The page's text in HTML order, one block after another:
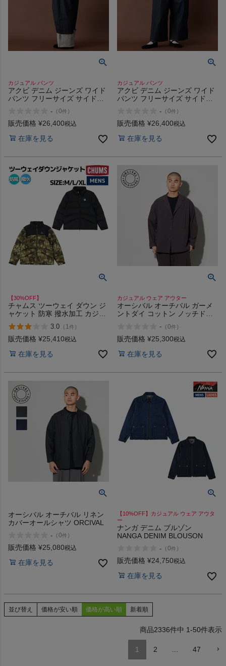
カジュアル パンツ
アクビ デニム ジーンズ ワイド
パンツ フリーサイズ サイドア
エット オシャレ Aquvii
CONTROL STRAIGHT PANTS
- （0件 ）
販売価格 ¥26,400税込
在庫を見る
カジュアル パンツ
アクビ デニム ジーンズ ワイド
パンツ フリーサイズ サイドア
エット オシャレ Aquvii
CONTROL WIDE PANTS
- （0件 ）
販売価格 ¥26,400税込
在庫を見る
【30%OFF】
チャムス ツーウェイ ダウン ジ
ャケット 防寒 撥水加工 カジュ
アル アウトドア アウター ダウ
ンベスト CHUMS 2way Down
Jacket アウトレット セール
3.0 （ 1件 ）
販売価格 ¥25,410税込
在庫を見る
カジュアル ウェア アウター
オーシバル オーチバル ガーメ
ントダイ コットン ノッチドラ
Garment Dye Poplin Notched
Lapel Jacket
- （0件 ）
販売価格 ¥25,300税込
在庫を見る
オーシバル オーチバル リネン
カバーオールシャツ ORCIVAL
- （0件 ）
販売価格 ¥25,080税込
在庫を見る
【10%OFF】カジュアル ウェア アウタ
ー
ナンガ デニム ブルゾン
NANGA DENIM BLOUSON
- （0件 ）
販売価格 ¥24,750税込
在庫を見る
並び替え 価格が安い順 価格が高い順 新着順
2336件中 1-50件表示
1 2 … 47